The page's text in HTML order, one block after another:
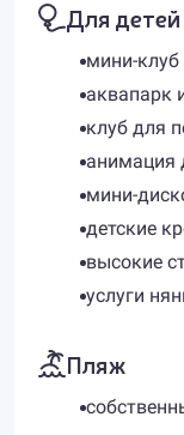
Для детей
мини-клуб
аквапарк
клуб для
анимация
мини-
детские
высокие
услуги
Пляж